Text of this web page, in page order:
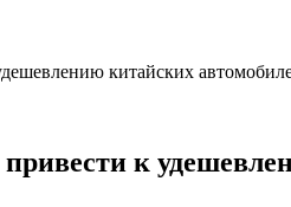
китайских
к